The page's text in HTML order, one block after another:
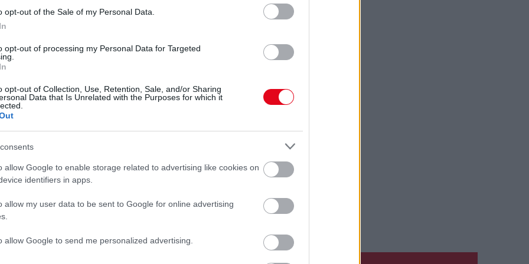
opt-out of the Sale of my Personal Data.
opt-out of processing my Personal Data for Targeted
opt-out of Collection, Use, Retention, Sale, and/or Sharing
Data that Is Unrelated with the Purposes for which it
allow Google to enable storage related to advertising like cookies on
identifiers in apps.
allow my user data to be sent to Google for online advertising
allow Google to send me personalized advertising.
'fired for intervening'
2024
esetet, az anya közben folytatta a vásárlást.
kiderült, az adott napon mínusz 6 fok volt.
eljárás indult.